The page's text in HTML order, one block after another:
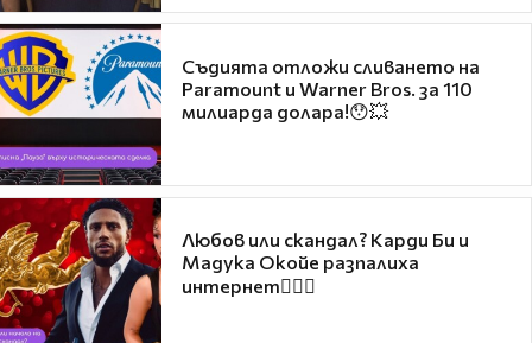
Съдията отложи сливането на
Paramount и Warner Bros. за 110
милиарда долара!😯💥
Любов или скандал? Карди Би и
Мадука Окойе разпалиха
интернет❤️‍🔥🔥